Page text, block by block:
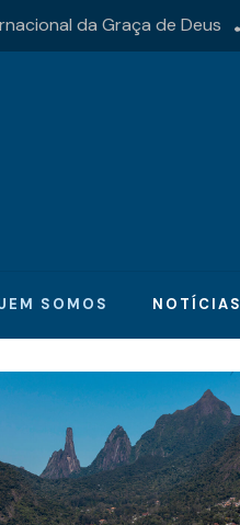
da Graça de Deus
SOMOS NOTÍCIAS